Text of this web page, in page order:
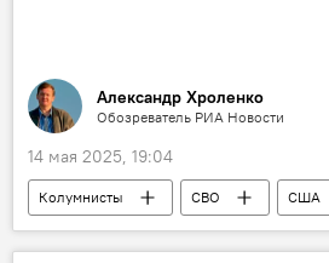
Александр Хроленко
Обозреватель РИА Новости
14 мая 2025, 19:04
Колумнисты СВО США